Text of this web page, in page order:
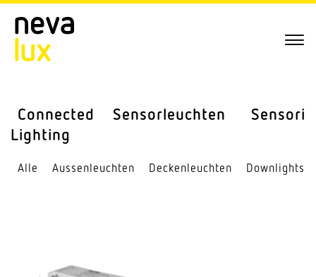
Connected
Lighting
Sensor­leuchten Sensorik
Alle Aussen­leuchten Decken­leuchten Down­lights